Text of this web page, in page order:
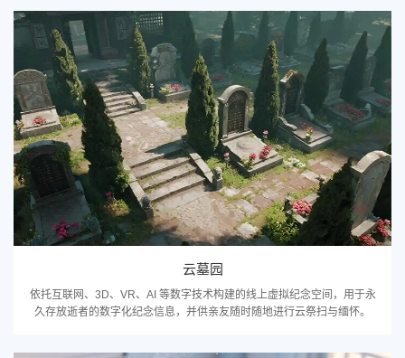
云墓园
依托互联网、3D、VR、AI 等数字技术构建的线上虚拟纪念空间，用于永
久存放逝者的数字化纪念信息，并供亲友随时随地进行云祭扫与缅怀。
确定